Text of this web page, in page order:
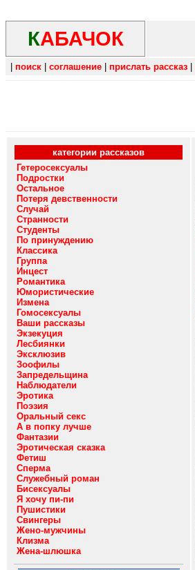
КАБАЧОК
поиск соглашение прислать рассказ
категории рассказов
Гетеросексуалы
Подростки
Остальное
Потеря девственности
Случай
Странности
Студенты
По принуждению
Классика
Группа
Инцест
Романтика
Юмористические
Измена
Гомосексуалы
Ваши рассказы
Экзекуция
Лесбиянки
Эксклюзив
Зоофилы
Запредельщина
Наблюдатели
Эротика
Поэзия
Оральный секс
А в попку лучше
Фантазии
Эротическая сказка
Фетиш
Сперма
Служебный роман
Бисексуалы
Я хочу пи-пи
Пушистики
Свингеры
Жено-мужчины
Клизма
Жена-шлюшка